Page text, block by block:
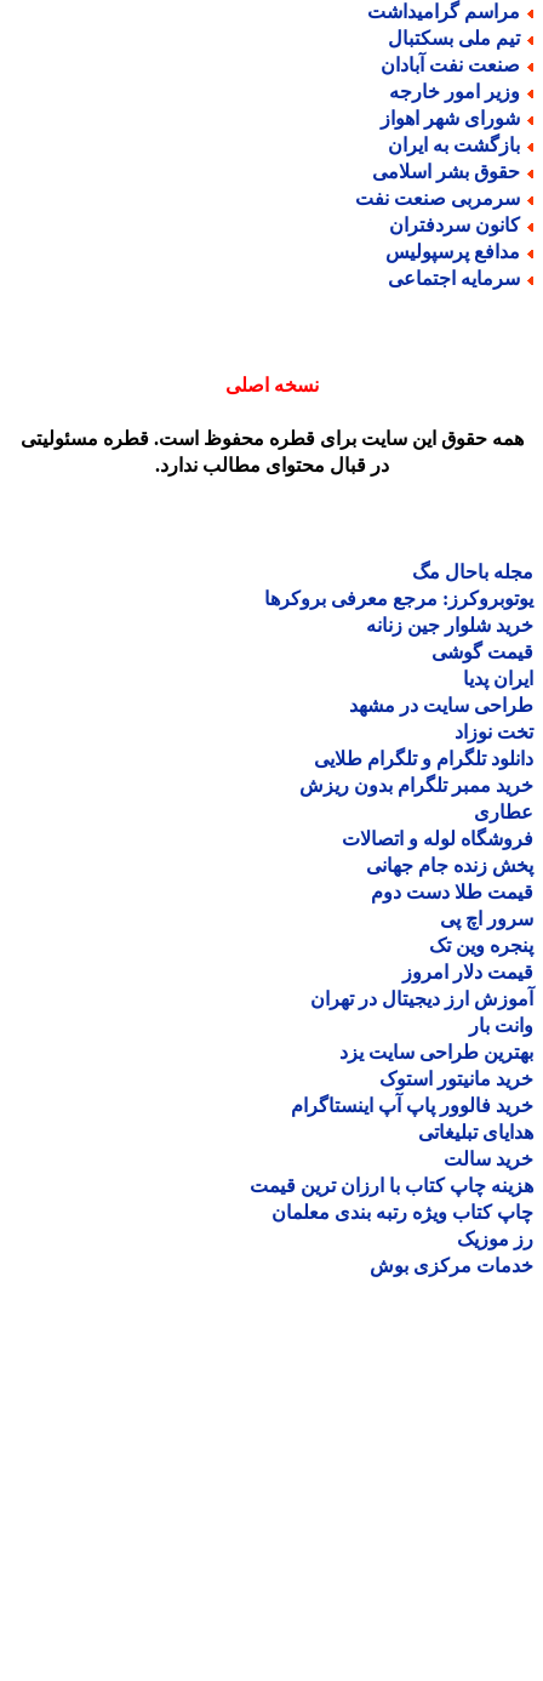
گرامیداشت
ملی بسکتبال
نفت آبادان
امور خارجه
شهر اهواز
به ایران
بشر اسلامی
صنعت نفت
سردفتران
پرسپولیس
اجتماعی
نسخه اصلی
حقوق این سایت برای قطره محفوظ است. قطره مسئولیتی
در قبال محتوای مطالب ندارد.
باحال مگ
مرجع معرفی بروکرها
شلوار جین زنانه
گوشی
پدیا
سایت در مشهد
نوزاد
تلگرام و تلگرام طلایی
ممبر تلگرام بدون ریزش
لوله و اتصالات
زنده جام جهانی
طلا دست دوم
اچ پی
وین تک
دلار امروز
ارز دیجیتال در تهران
بار
طراحی سایت یزد
مانیتور استوک
فالوور پاپ آپ اینستاگرام
تبلیغاتی
سالت
چاپ کتاب با ارزان ترین قیمت
کتاب ویژه رتبه بندی معلمان
موزیک
مرکزی بوش